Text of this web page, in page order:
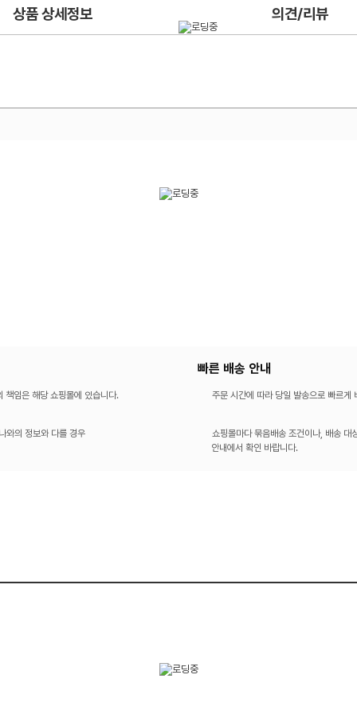
상품 상세정보 의견/리뷰
책임은 해당 쇼핑몰에 있습니다.
와의 정보와 다를 경우
빠른 배송 안내
주문 시간에 따라 당일 발송으로 빠르게
쇼핑몰마다 묶음배송 조건이나, 배송 대
안내에서 확인 바랍니다.